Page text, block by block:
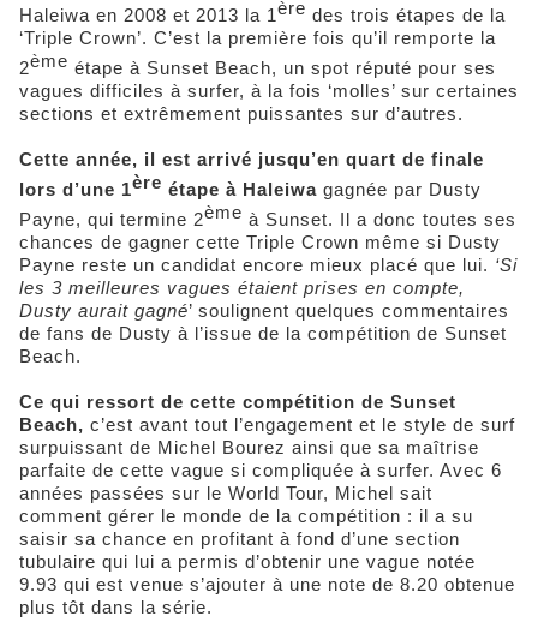
Haleiwa en 2008 et 2013 la 1ère des trois étapes de la
‘Triple Crown’. C’est la première fois qu’il remporte la
2ème étape à Sunset Beach, un spot réputé pour ses
vagues difficiles à surfer, à la fois ‘molles’ sur certaines
sections et extrêmement puissantes sur d’autres.
Cette année, il est arrivé jusqu’en quart de finale
lors d’une 1ère étape à Haleiwa gagnée par Dusty
Payne, qui termine 2ème à Sunset. Il a donc toutes ses
chances de gagner cette Triple Crown même si Dusty
Payne reste un candidat encore mieux placé que lui. ‘Si
les 3 meilleures vagues étaient prises en compte,
Dusty aurait gagné’ soulignent quelques commentaires
de fans de Dusty à l’issue de la compétition de Sunset
Beach.
Ce qui ressort de cette compétition de Sunset
Beach, c’est avant tout l’engagement et le style de surf
surpuissant de Michel Bourez ainsi que sa maîtrise
parfaite de cette vague si compliquée à surfer. Avec 6
années passées sur le World Tour, Michel sait
comment gérer le monde de la compétition : il a su
saisir sa chance en profitant à fond d’une section
tubulaire qui lui a permis d’obtenir une vague notée
9.93 qui est venue s’ajouter à une note de 8.20 obtenue
plus tôt dans la série.